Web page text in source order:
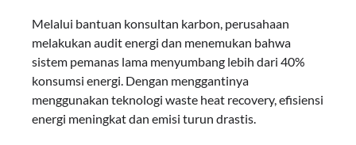
Melalui bantuan konsultan karbon, perusahaan
melakukan audit energi dan menemukan bahwa
sistem pemanas lama menyumbang lebih dari 40%
konsumsi energi. Dengan menggantinya
menggunakan teknologi waste heat recovery, efisiensi
energi meningkat dan emisi turun drastis.